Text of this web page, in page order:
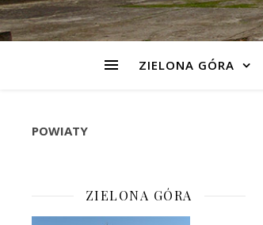
ZIELONA GÓRA
POWIATY
ZIELONA GÓRA